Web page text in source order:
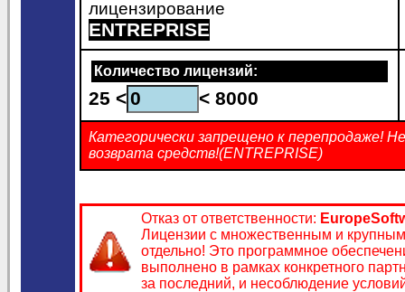
лицензирование
ENTREPRISE
Количество лицензий:
25 < < 8000
Категорически запрещено к перепродаже!
возврата средств!(ENTREPRISE)
Отказ от ответственности:
Лицензии с множественным и
отдельно! Это программное
выполнено в рамках конкретного
за последний, и несоблюдение